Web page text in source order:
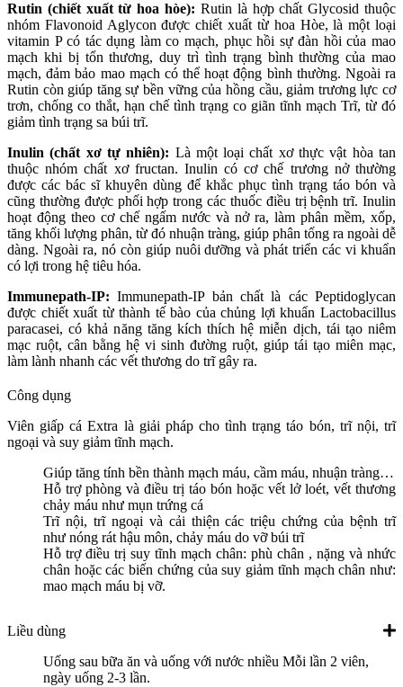
Rutin (chiết xuất từ hoa hòe): Rutin là hợp chất Glycosid thuộc
nhóm Flavonoid Aglycon được chiết xuất từ hoa Hòe, là một loại
vitamin P có tác dụng làm co mạch, phục hồi sự đàn hồi của mao
mạch khi bị tổn thương, duy trì tình trạng bình thường của mao
mạch, đảm bảo mao mạch có thể hoạt động bình thường. Ngoài ra
Rutin còn giúp tăng sự bền vững của hồng cầu, giảm trương lực cơ
trơn, chống co thắt, hạn chế tình trạng co giãn tĩnh mạch Trĩ, từ đó
giảm tình trạng sa búi trĩ.
Inulin (chất xơ tự nhiên): Là một loại chất xơ thực vật hòa tan
thuộc nhóm chất xơ fructan. Inulin có cơ chế trương nở thường
được các bác sĩ khuyên dùng để khắc phục tình trạng táo bón và
cũng thường được phối hợp trong các thuốc điều trị bệnh trĩ. Inulin
hoạt động theo cơ chế ngấm nước và nở ra, làm phân mềm, xốp,
tăng khối lượng phân, từ đó nhuận tràng, giúp phân tống ra ngoài dễ
dàng. Ngoài ra, nó còn giúp nuôi dưỡng và phát triển các vi khuẩn
có lợi trong hệ tiêu hóa.
Immunepath-IP:Immunepath-IP bản chất là các Peptidoglycan
được chiết xuất từ thành tế bào của chủng lợi khuẩn Lactobacillus
paracasei, có khả năng tăng kích thích hệ miễn dịch, tái tạo niêm
mạc ruột, cân bằng hệ vi sinh đường ruột, giúp tái tạo miên mạc,
làm lành nhanh các vết thương do trĩ gây ra.
Công dụng
Viên giấp cá Extra là giải pháp cho tình trạng táo bón, trĩ nội, trĩ
ngoại và suy giảm tĩnh mạch.
Giúp tăng tính bền thành mạch máu, cầm máu, nhuận tràng…
Hỗ trợ phòng và điều trị táo bón hoặc vết lở loét, vết thương
chảy máu như mụn trứng cá
Trĩ nội, trĩ ngoại và cải thiện các triệu chứng của bệnh trĩ
như nóng rát hậu môn, chảy máu do vỡ búi trĩ
Hỗ trợ điều trị suy tĩnh mạch chân: phù chân , nặng và nhức
chân hoặc các biến chứng của suy giảm tĩnh mạch chân như:
mao mạch máu bị vỡ.
Liều dùng
Uống sau bữa ăn và uống với nước nhiều Mỗi lần 2 viên,
ngày uống 2-3 lần.